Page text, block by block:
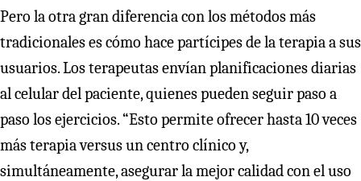
Pero la otra gran diferencia con los métodos más
tradicionales es cómo hace partícipes de la terapia a sus
usuarios. Los terapeutas envían planificaciones diarias
al celular del paciente, quienes pueden seguir paso a
paso los ejercicios. “Esto permite ofrecer hasta 10 veces
más terapia versus un centro clínico y,
simultáneamente, asegurar la mejor calidad con el uso